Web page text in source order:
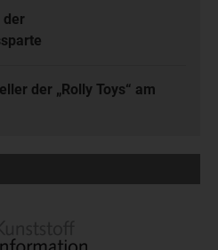
der
der „Rolly Toys“ am